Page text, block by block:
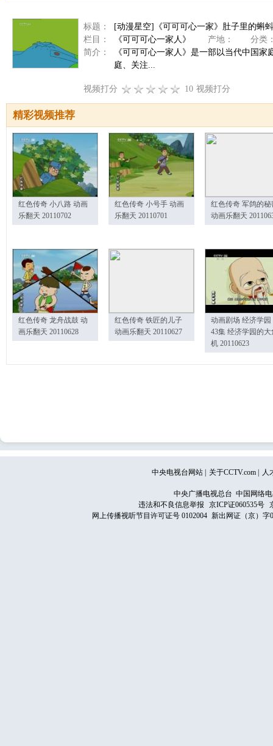
标题：
[动漫星空]《可可可心一家》肚子里的蝌蚪
栏目：
《可可可心一家人》 产地：
分类
简介：
《可可可心一家人》是一部以当代中国
庭、关注...
视频打分 10 视频打分
精彩视频推荐
红色传奇 小八路 动画
乐翻天 20110702
红色传奇 小号手 动画
乐翻天 20110701
红色传奇 军鸽的秘
动画乐翻天
红色传奇 龙舟战鼓 动
画乐翻天 20110628
红色传奇 铁匠的儿子
动画乐翻天 20110627
动画剧场 经济学园
43集 经济学园的大
机 20110623
中央电视台网站 关于CCTV.com 人
中央广播电视总台 中国网络
违法和不良信息举报
京ICP证060535号
网上传播视听节目许可证号 0102004 新出网证（京）